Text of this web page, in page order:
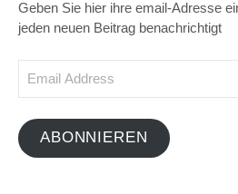
Geben Sie hier ihre email-Adresse
jeden neuen Beitrag benachrichtigt
ABONNIEREN